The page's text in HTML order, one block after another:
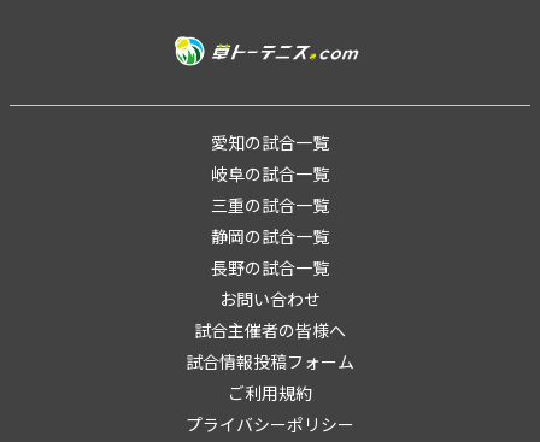
愛知の試合一覧
岐阜の試合一覧
三重の試合一覧
静岡の試合一覧
長野の試合一覧
お問い合わせ
試合主催者の皆様へ
試合情報投稿フォーム
ご利用規約
プライバシーポリシー